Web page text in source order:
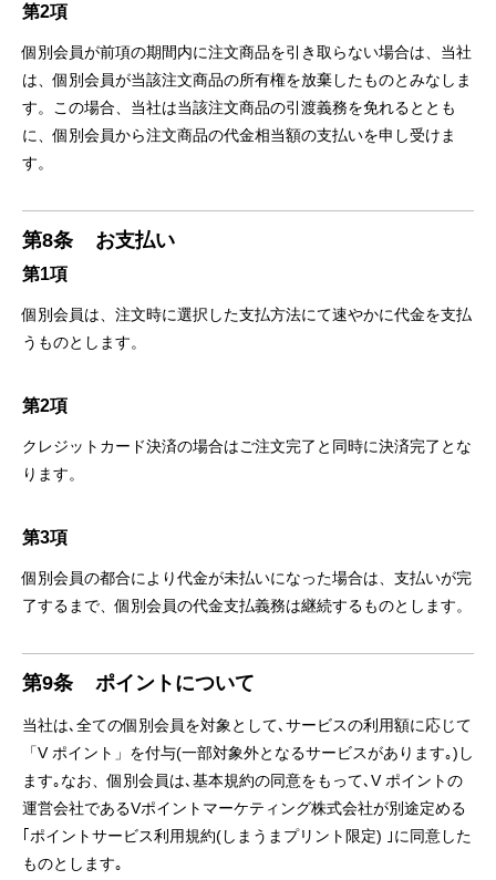
第2項
個別会員が前項の期間内に注⽂商品を引き取らない場合は、当社
は、個別会員が当該注⽂商品の所有権を放棄したものとみなしま
す。この場合、当社は当該注⽂商品の引渡義務を免れるととも
に、個別会員から注⽂商品の代⾦相当額の⽀払いを申し受けま
す。
第8条 お⽀払い
第1項
個別会員は、注⽂時に選択した⽀払⽅法にて速やかに代⾦を⽀払
うものとします。
第2項
クレジットカード決済の場合はご注⽂完了と同時に決済完了とな
ります。
第3項
個別会員の都合により代⾦が未払いになった場合は、⽀払いが完
了するまで、個別会員の代⾦⽀払義務は継続するものとします。
第9条 ポイントについて
当社は､全ての個別会員を対象として､サービスの利⽤額に応じて
「V ポイント」を付与(⼀部対象外となるサービスがあります｡)し
ます｡なお、個別会員は､基本規約の同意をもって､V ポイントの
運営会社であるVポイントマーケティング株式会社が別途定める
｢ポイントサービス利⽤規約(しまうまプリント限定) ｣に同意した
ものとします｡